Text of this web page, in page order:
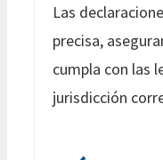
Las
precisa,
cumpla con las
jurisdicción